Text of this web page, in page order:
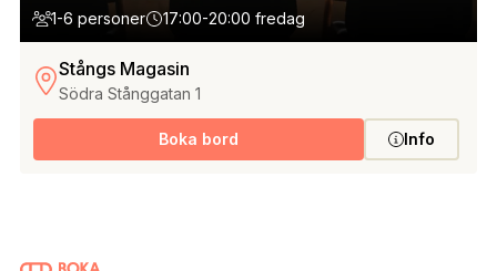
1-6 personer 17:00-20:00 fredag
Stångs Magasin
Södra Stånggatan 1
Boka bord Info